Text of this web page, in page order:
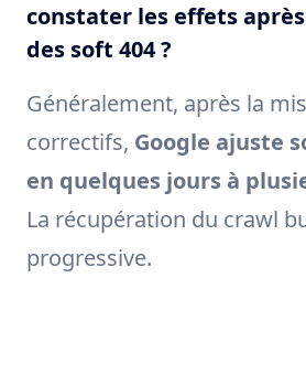
constater les effets
des soft 404 ?
Généralement, après la
correctifs, Google ajuste
en quelques jours à
La récupération du crawl
progressive.